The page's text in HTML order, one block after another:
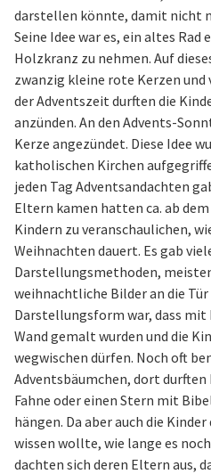
darstellen könnte, damit nicht
Seine Idee war es, ein altes Rad
Holzkranz zu nehmen. Auf
zwanzig kleine rote Kerzen und
der Adventszeit durften die
anzünden. An den Advents-
Kerze angezündet. Diese Idee
katholischen Kirchen
jeden Tag Adventsandachten
Eltern kamen hatten ca. ab
Kindern zu veranschaulichen,
Weihnachten dauert. Es gab
Darstellungsmethoden,
weihnachtliche Bilder an die
Darstellungsform war, dass mit
Wand gemalt wurden und die
wegwischen dürfen. Noch oft
Adventsbäumchen, dort durften
Fahne oder einen Stern mit
hängen. Da aber auch die
wissen wollte, wie lange es
dachten sich deren Eltern aus,